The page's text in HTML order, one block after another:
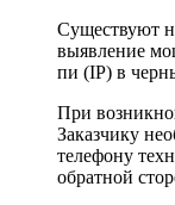
Существуют
выявление
пи (IP) в
При
Заказчику
телефону
обратной